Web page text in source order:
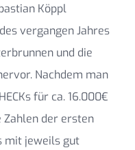
Köppl
vergangen Jahres
und die
Nachdem man
für ca. 16.000€
Zahlen der ersten
mit jeweils gut